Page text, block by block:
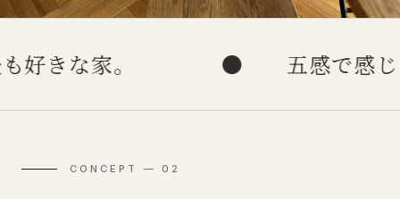
家。 五感で感じる、
CONCEPT — 02